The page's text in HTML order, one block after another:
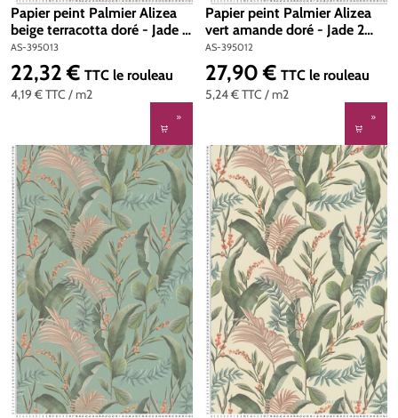
Papier peint Palmier Alizea
beige terracotta doré - Jade 2
d'A.S. Création | Réf. AS-
395013
AS-395013
4,19 €TTC / m2
Prix régulier :
22,32 € TTC le rouleau
Papier peint Palmier Alizea
vert amande doré - Jade 2
d'A.S. Création | Réf. AS-
395012
AS-395012
5,24 €TTC / m2
Prix régulier :
27,90 € TTC le rouleau